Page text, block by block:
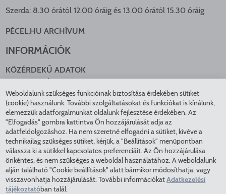
Szerda: 8.30 órától 12.00 óráig és 13.00 órától 15.30 óráig
PÉCEL.HU ARCHÍVUM
INFORMÁCIÓK
KÖZÉRDEKŰ ADATOK
KÖZLEKEDÉS
ADATKEZELÉS
ÁTLÁTHATÓ ÖNKORMÁNYZAT
COOKIE BEÁLLÍTÁSOK
INTÉZMÉNYEK
EGÉSZSÉGÜGY
KÖZMŰSZOLGÁLTATÓK
Weboldalunk szükséges funkcióinak biztosítása érdekében sütiket
(cookie) használunk. További szolgáltatásokat és funkciókat is kínálunk,
elemezzük adatforgalmunkat oldalunk fejlesztése érdekében. Az
"Elfogadás" gombra kattintva Ön hozzájárulását adja az
adatfeldolgozáshoz. Ha nem szeretné elfogadni a sütiket, kivéve a
technikailag szükséges sütiket, kérjük, a "Beállítások" menüpontban
válassza ki a sütikkel kapcsolatos preferenciáit. Az Ön hozzájárulása
önkéntes, és nem szükséges a weboldal használatához. A weboldalunk
alján található "Cookie beállítások" alatt bármikor módosíthatja, vagy
visszavonhatja hozzájárulását. További információkatAdatkezelési
tájékoztatóban talál.